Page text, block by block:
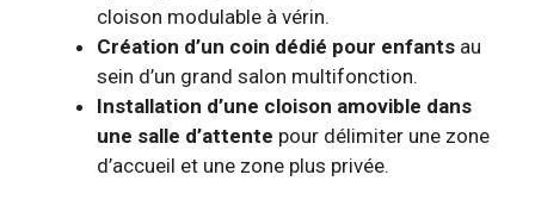
cloison modulable à vérin.
Création d’un coin dédié pour enfants au
sein d’un grand salon multifonction.
Installation d’une cloison amovible dans
une salle d’attente pour délimiter une zone
d’accueil et une zone plus privée.